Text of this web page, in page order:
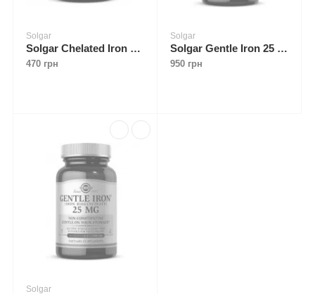
Solgar
Solgar Chelated Iron 25 mg 100 tabs
470 грн
Solgar
Solgar Gentle Iron 25 mg 180 caps
950 грн
Solgar